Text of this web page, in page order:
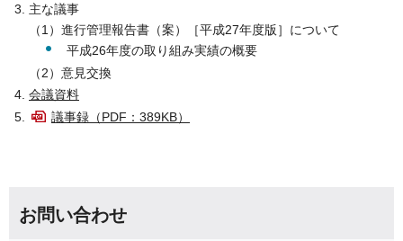
主な議事
（1）進行管理報告書（案）［平成27年度版］について
平成26年度の取り組み実績の概要
（2）意見交換
会議資料
議事録（PDF：389KB）
お問い合わせ